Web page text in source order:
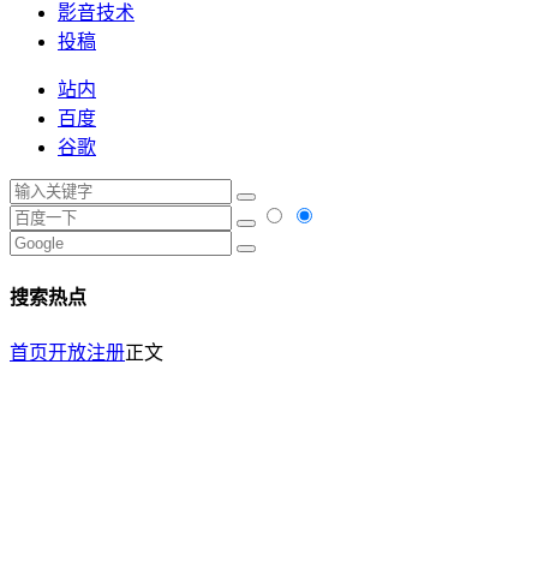
影音技术
投稿
站内
百度
谷歌
搜索热点
首页开放注册正文